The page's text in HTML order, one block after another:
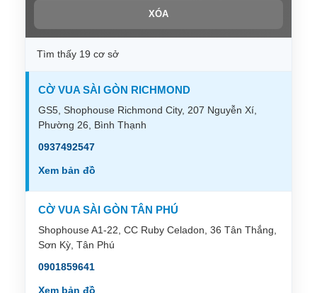
XÓA
Tìm thấy 19 cơ sở
CỜ VUA SÀI GÒN RICHMOND
GS5, Shophouse Richmond City, 207 Nguyễn Xí,
Phường 26, Bình Thạnh
0937492547
Xem bản đồ
CỜ VUA SÀI GÒN TÂN PHÚ
Shophouse A1-22, CC Ruby Celadon, 36 Tân Thắng,
Sơn Kỳ, Tân Phú
0901859641
Xem bản đồ